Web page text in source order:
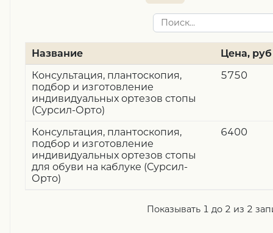
Название
Цена, руб
Консультация, плантоскопия,
подбор и изготовление
индивидуальных ортезов стопы
(Сурсил-Орто)
5750
Консультация, плантоскопия,
подбор и изготовление
индивидуальных ортезов стопы
для обуви на каблуке (Сурсил-
Орто)
6400
Показывать 1 до 2 из 2